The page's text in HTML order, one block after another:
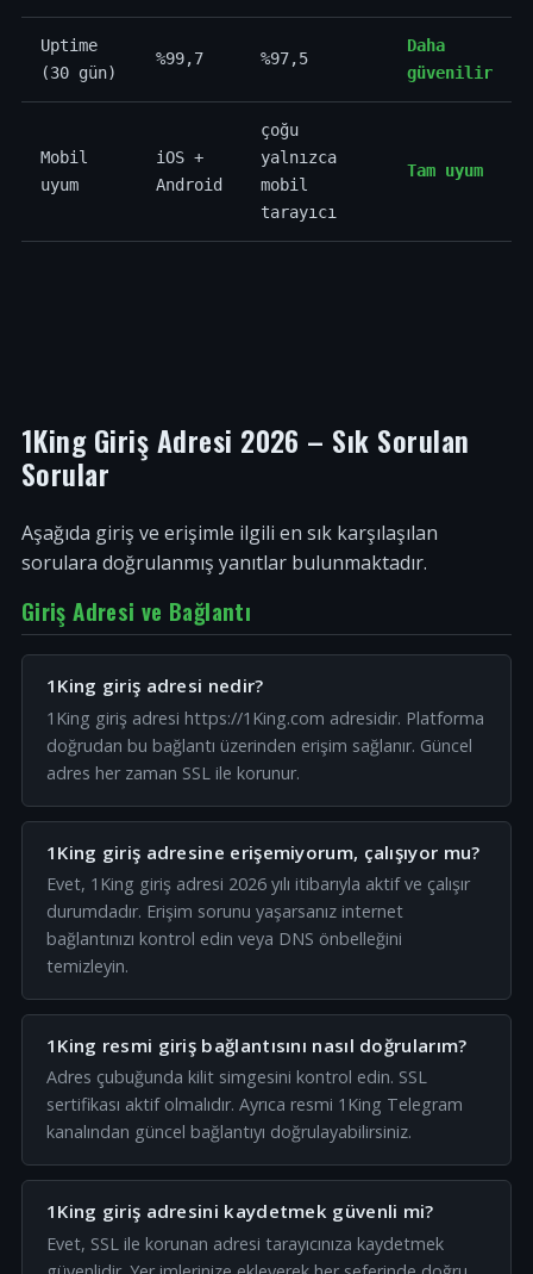
Uptime
(30 gün)
%99,7 %97,5
Daha
güvenilir
Mobil
uyum
iOS +
Android
çoğu
yalnızca
mobil
tarayıcı
Tam uyum
1King Giriş Adresi 2026 – Sık Sorulan
Sorular
Aşağıda giriş ve erişimle ilgili en sık karşılaşılan
sorulara doğrulanmış yanıtlar bulunmaktadır.
Giriş Adresi ve Bağlantı
1King giriş adresi nedir?
1King giriş adresi https://1King.com adresidir. Platforma
doğrudan bu bağlantı üzerinden erişim sağlanır. Güncel
adres her zaman SSL ile korunur.
1King giriş adresine erişemiyorum, çalışıyor mu?
Evet, 1King giriş adresi 2026 yılı itibarıyla aktif ve çalışır
durumdadır. Erişim sorunu yaşarsanız internet
bağlantınızı kontrol edin veya DNS önbelleğini
temizleyin.
1King resmi giriş bağlantısını nasıl doğrularım?
Adres çubuğunda kilit simgesini kontrol edin. SSL
sertifikası aktif olmalıdır. Ayrıca resmi 1King Telegram
kanalından güncel bağlantıyı doğrulayabilirsiniz.
1King giriş adresini kaydetmek güvenli mi?
Evet, SSL ile korunan adresi tarayıcınıza kaydetmek